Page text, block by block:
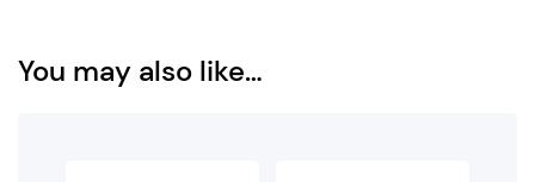
You may also like…